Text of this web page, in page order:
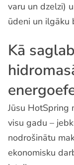
varu un dzelzi)
ūdeni un ilgāku
Kā
Jūsu HotSpring
visu gadu –
nodrošinātu
ekonomisku